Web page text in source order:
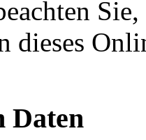
dieses
Daten